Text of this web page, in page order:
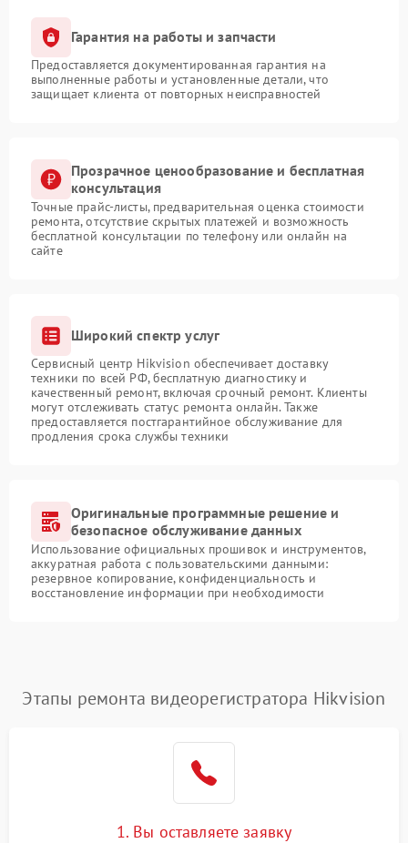
Гарантия на работы и запчасти
Предоставляется документированная гарантия на
выполненные работы и установленные детали, что
защищает клиента от повторных неисправностей
Прозрачное ценообразование и бесплатная
консультация
Точные прайс-листы, предварительная оценка стоимости
ремонта, отсутствие скрытых платежей и возможность
бесплатной консультации по телефону или онлайн на
сайте
Широкий спектр услуг
Сервисный центр Hikvision обеспечивает доставку
техники по всей РФ, бесплатную диагностику и
качественный ремонт, включая срочный ремонт. Клиенты
могут отслеживать статус ремонта онлайн. Также
предоставляется постгарантийное обслуживание для
продления срока службы техники
Оригинальные программные решение и
безопасное обслуживание данных
Использование официальных прошивок и инструментов,
аккуратная работа с пользовательскими данными:
резервное копирование, конфиденциальность и
восстановление информации при необходимости
Этапы ремонта видеорегистратора Hikvision
1. Вы оставляете заявку